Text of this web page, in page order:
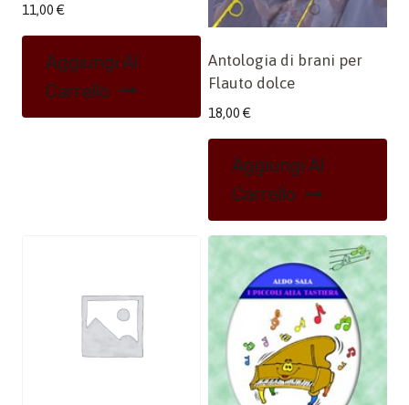
11,00 €
Aggiungi Al
Carrello
Antologia di brani per
Flauto dolce
18,00 €
Aggiungi Al
Carrello